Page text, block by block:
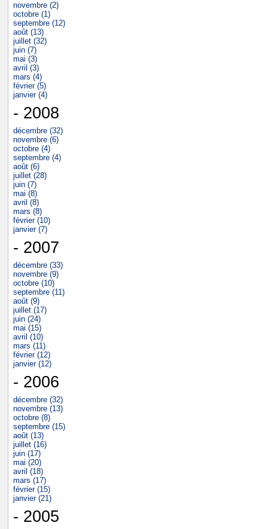
novembre (2)
octobre (1)
septembre (12)
août (13)
juillet (32)
juin (7)
mai (3)
avril (3)
mars (4)
février (5)
janvier (4)
- 2008
décembre (32)
novembre (6)
octobre (4)
septembre (4)
août (6)
juillet (28)
juin (7)
mai (8)
avril (8)
mars (8)
février (10)
janvier (7)
- 2007
décembre (33)
novembre (9)
octobre (10)
septembre (11)
août (9)
juillet (17)
juin (24)
mai (15)
avril (10)
mars (11)
février (12)
janvier (12)
- 2006
décembre (32)
novembre (13)
octobre (8)
septembre (15)
août (13)
juillet (16)
juin (17)
mai (20)
avril (18)
mars (17)
février (15)
janvier (21)
- 2005